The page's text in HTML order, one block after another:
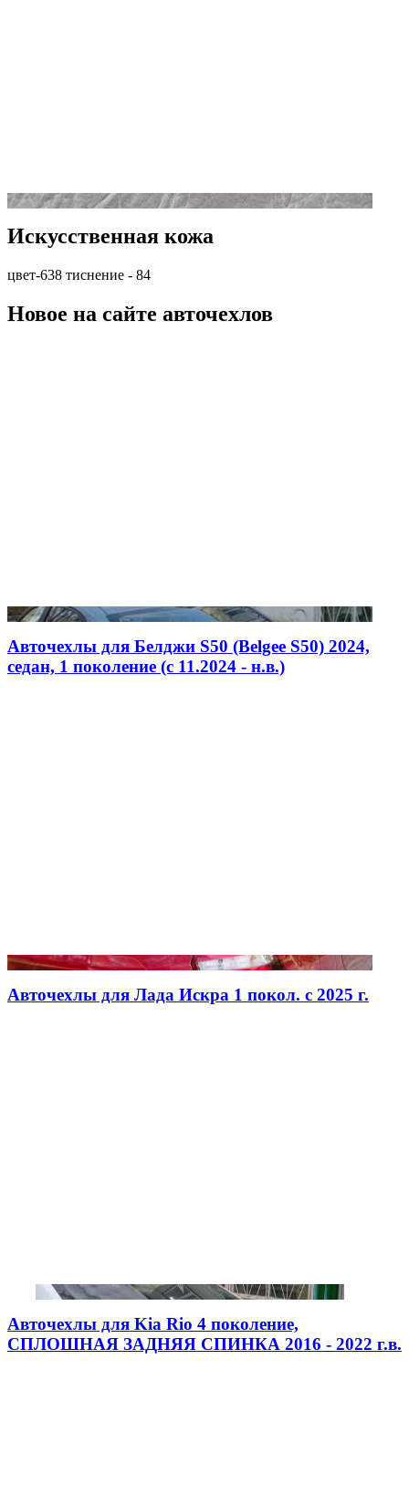
Искусственная кожа
цвет-638 тиснение - 84
Новое на сайте авточехлов
Авточехлы для Белджи S50 (Belgee S50) 2024,
седан, 1 поколение (c 11.2024 - н.в.)
Авточехлы для Лада Искра 1 покол. с 2025 г.
Авточехлы для Kia Rio 4 поколение,
СПЛОШНАЯ ЗАДНЯЯ СПИНКА 2016 - 2022 г.в.